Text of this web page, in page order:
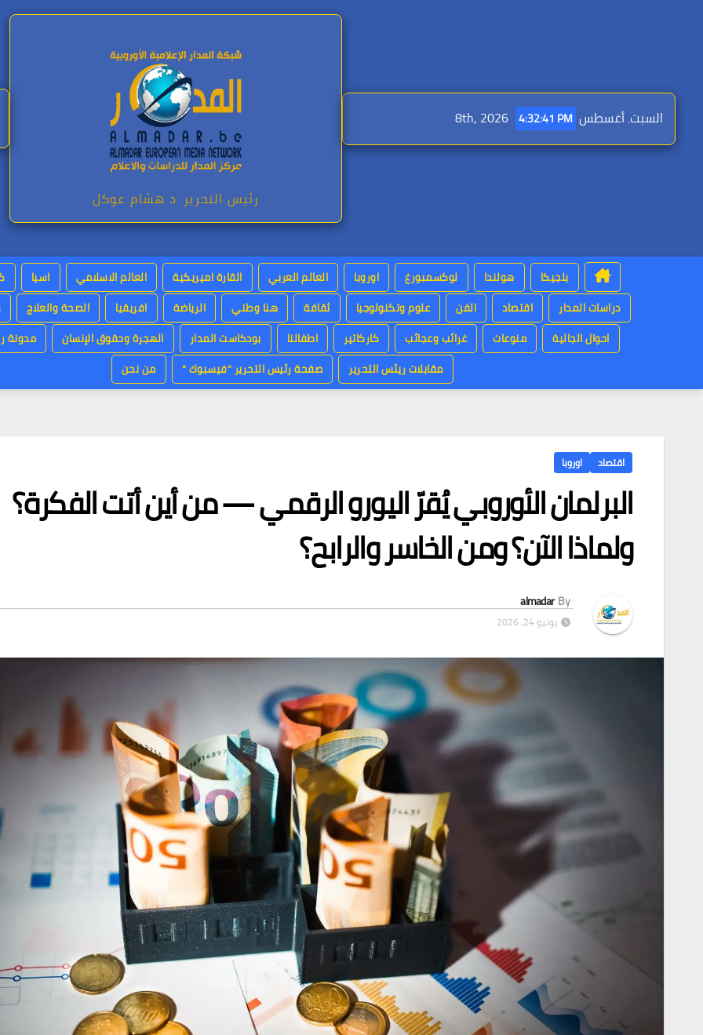
السبت. أغسطس 8th, 2026 4:32:43 PM
رئيس التحرير .د هشام عوكل
بلجيكا هولندا لوكسمبورغ اوروبا العالم العربي القارة اميريكية العالم الاسلامي اسيا
دراسات المدار
اقتصاد الفن علوم وتكنولوجيا ثقافة هنا وطني الرياضة افريقيا الصحة والعلاج
احوال الجالية
منوعات غرائب وعجائب كاركاتير اطفالنا بودكاست المدار الهجرة وحقوق الإنسان
مدونة
مقابلات ريئس التحرير
صفحة رئيس التحرير “فيسبوك “ من نحن
اقتصاد اوروبا
البرلمان الأوروبي يُقرّ اليورو الرقمي — من أين أتت الفكرة؟
ولماذا الآن؟ ومن الخاسر والرابح؟
By
almadar
يونيو 24, 2026